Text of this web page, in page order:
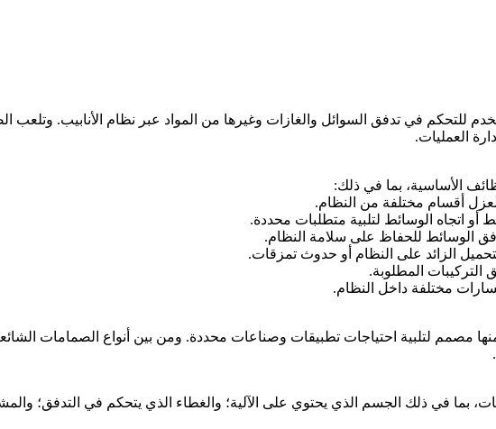
للتحكم في تدفق السوائل والغازات وغيرها من المواد عبر نظام الأنابيب.
العمليات.
الأساسية، بما في ذلك:
أقسام مختلفة من النظام.
اتجاه الوسائط لتلبية متطلبات محددة.
الوسائط للحفاظ على سلامة النظام.
الزائد على النظام أو حدوث تمزقات.
التركيبات المطلوبة.
مختلفة داخل النظام.
مصمم لتلبية احتياجات تطبيقات وصناعات محددة. ومن بين أنواع الصمامات
بما في ذلك الجسم الذي يحتوي على الآلية؛ والغطاء الذي يتحكم في التدفق؛